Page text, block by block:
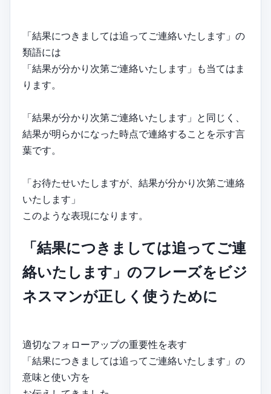
「結果につきましては追ってご連絡いたします」の
類語には
「結果が分かり次第ご連絡いたします」も当てはま
ります。
「結果が分かり次第ご連絡いたします」と同じく、
結果が明らかになった時点で連絡することを示す言
葉です。
「お待たせいたしますが、結果が分かり次第ご連絡
いたします」
このような表現になります。
「結果につきましては追ってご連
絡いたします」のフレーズをビジ
ネスマンが正しく使うために
適切なフォローアップの重要性を表す
「結果につきましては追ってご連絡いたします」の
意味と使い方を